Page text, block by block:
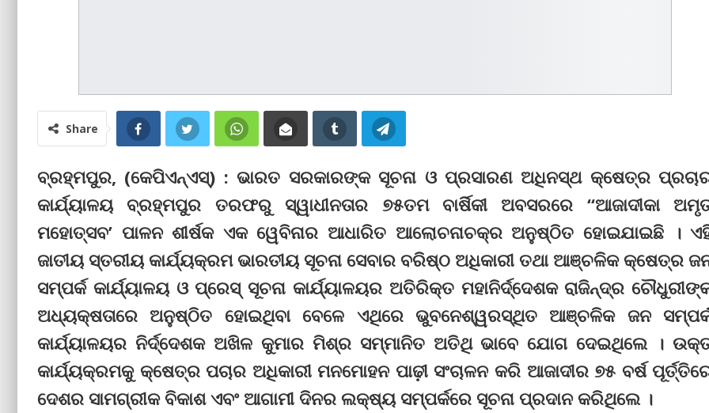
Share
ବ୍ରହ୍ମପୁର, (କେପିଏନ୍‌ଏସ୍‌) : ଭାରତ ସରକାରଙ୍କ ସୂଚନା ଓ ପ୍ରସାରଣ ଅଧିନସ୍ଥ କ୍ଷେତ୍ର
କାର୍ଯ୍ୟାଳୟ ବ୍ରହ୍ମପୁର ତରଫରୁ ସ୍ୱାଧୀନତାର ୭୫ତମ ବାର୍ଷିକୀ ଅବସରରେ “ଆଜାଦୀକା
ମହୋତ୍ସବ’ ପାଳନ ଶୀର୍ଷକ ଏକ ୱେବିନାର ଆଧାରିତ ଆଲୋଚନାଚକ୍ର ଅନୁଷ୍ଠିତ ହୋଇଯାଇଛି ।
ଜାତୀୟ ସ୍ତରୀୟ କାର୍ଯ୍ୟକ୍ରମ ଭାରତୀୟ ସୂଚନା ସେବାର ବରିଷ୍ଠ ଅଧିକାରୀ ତଥା ଆଞ୍ଚଳିକ କ୍ଷେତ୍ର
ସମ୍ପର୍କ କାର୍ଯ୍ୟାଳୟ ଓ ପ୍ରେସ୍‌ ସୂଚନା କାର୍ଯ୍ୟାଳୟର ଅତିରିକ୍ତ ମହାନିର୍ଦ୍ଦେଶକ ରାଜିନ୍ଦ୍ର
ଅଧ୍ୟକ୍ଷତାରେ ଅନୁଷ୍ଠିତ ହୋଇଥିବା ବେଳେ ଏଥିରେ ଭୁବନେଶ୍ୱରସ୍ଥିତ ଆଞ୍ଚଳିକ ଜନ
କାର୍ଯ୍ୟାଳୟର ନିର୍ଦ୍ଦେଶକ ଅଖିଳ କୁମାର ମିଶ୍ର ସମ୍ମାନିତ ଅତିଥି ଭାବେ ଯୋଗ ଦେଇଥିଲେ ।
କାର୍ଯ୍ୟକ୍ରମକୁ କ୍ଷେତ୍ର ପଚାର ଅଧିକାରୀ ମନମୋହନ ପାଢ଼ୀ ସଂଚାଳନ କରି ଆଜାଦୀର ୭୫ ବର୍ଷ
ଦେଶର ସାମଗ୍ରୀକ ବିକାଶ ଏବଂ ଆଗାମୀ ଦିନର ଲକ୍ଷ୍ୟ ସମ୍ପର୍କରେ ସୂଚନା ପ୍ରଦାନ କରିଥିଲେ ।